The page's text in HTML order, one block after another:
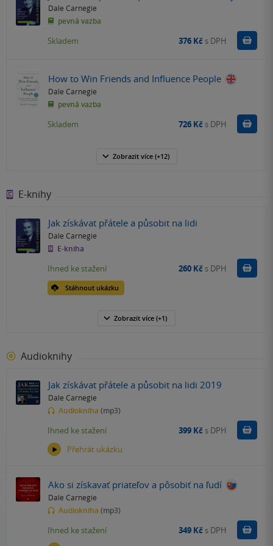
Dale Carnegie
pevná vazba
Skladem 376 Kč s DPH
How to Win Friends and Influence People
Dale Carnegie
pevná vazba
Skladem 726 Kč s DPH
Zobrazit více(+12)
E-knihy
Jak získávat přátele a působit na lidi
Dale Carnegie
E-kniha
Stáhnout ukázku
Ihned ke stažení 260 Kč s DPH Koupit
Zobrazit více (+1)
Audioknihy
Jak získávat přátele a působit na lidi 2019
Dale Carnegie
Audiokniha (mp3)
Přehrát ukázku
Ihned ke stažení 399 Kč s DPH Koupit
Ako si získavať priateľov a pôsobiť na ľudí
Dale Carnegie
Audiokniha (mp3)
Ihned ke stažení 349 Kč s DPH Koupit